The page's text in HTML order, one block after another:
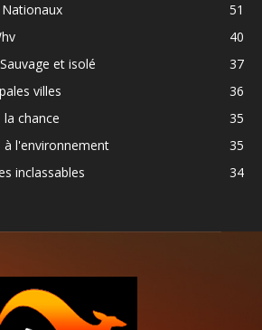
51
40
et isolé
37
villes
36
chance
35
l'environnement
35
inclassables
34